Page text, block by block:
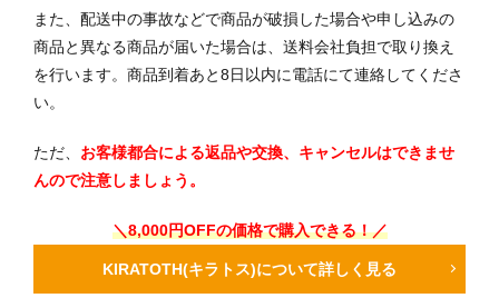
また、配送中の事故などで商品が破損した場合や申し込みの
商品と異なる商品が届いた場合は、送料会社負担で取り換え
を行います。商品到着あと8日以内に電話にて連絡してくださ
い。
ただ、 お客様都合による返品や交換、キャンセルはできませ
んので注意しましょう。
＼8,000円OFFの価格で購入できる！／
KIRATOTH(キラトス)について詳しく見る